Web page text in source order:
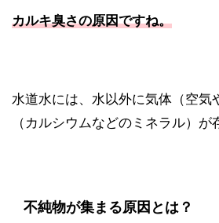
カルキ臭さの原因ですね。
水道水には、水以外に気体（空気
（カルシウムなどのミネラル）が
不純物が集まる原因とは？